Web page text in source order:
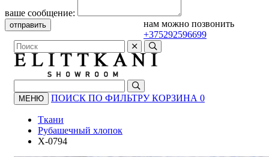
ваше сообщение:
отправить
нам можно позвонить
+375292596699
МЕНЮ ПОИСК ПО ФИЛЬТРУ КОРЗИНА 0
Ткани
Рубашечный хлопок
X-0794